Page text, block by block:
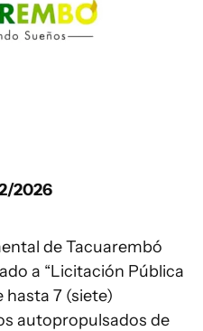
2026
de Tacuarembó
a “Licitación Pública
hasta 7 (siete)
autopropulsados de